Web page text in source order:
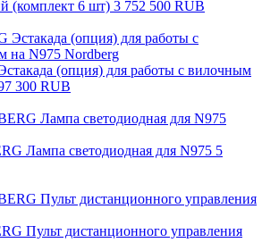
(комплект 6 шт) 3 752 500 RUB
(опция) для работы с вилочным
300 RUB
Лампа светодиодная для N975 5
Пульт дистанционного управления